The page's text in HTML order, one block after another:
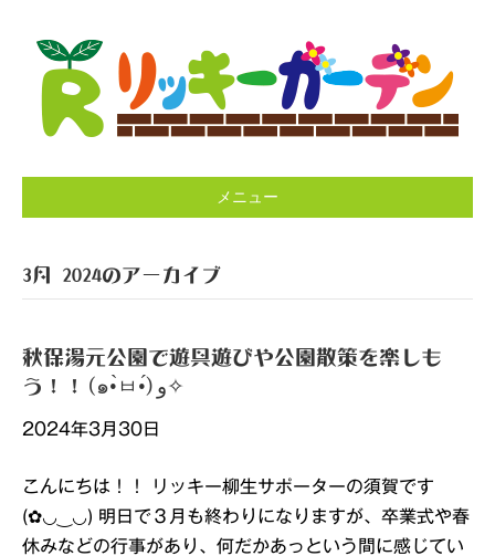
メニュー
3月 2024のアーカイブ
秋保湯元公園で遊具遊びや公園散策を楽しも
う！！(๑•̀ㅂ•́)و✧
2024年3月30日
こんにちは！！ リッキー柳生サポーターの須賀です
(✿◡‿◡) 明日で３月も終わりになりますが、卒業式や春
休みなどの行事があり、何だかあっという間に感じてい